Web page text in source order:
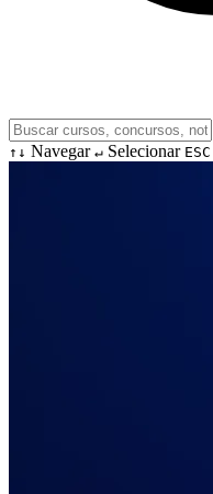
↑↓ Navegar ↵ Selecionar ESC